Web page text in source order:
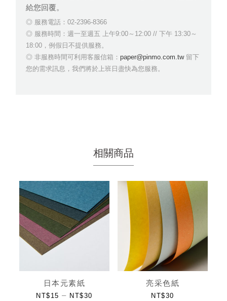
給您回覆。
服務電話：02-2396-8366
服務時間：週一至週五 上午9:00～12:00 // 下午 13:30～
18:00，例假日不提供服務。
非服務時間可利用客服信箱： paper@pinmo.com.tw留下
您的需求訊息，我們將於上班日盡快為您服務。
相關商品
日本元素紙
NT$ 15 – NT$30
亮采色紙
NT$30